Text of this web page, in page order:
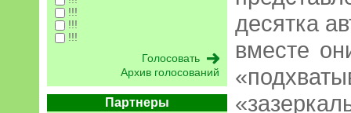
!!!
!!!
!!!
Архив голосований
Партнеры
десятка
вместе